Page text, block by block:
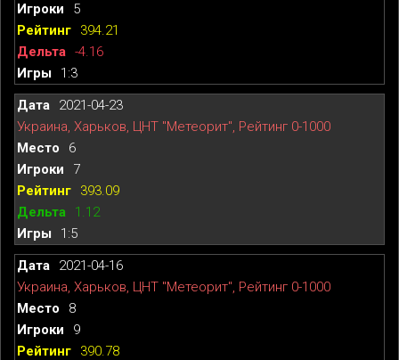
5
394.21
-4.16
1:3
2021-04-23
Украина, Харьков, ЦНТ "Метеорит", Рейтинг 0-1000
6
7
393.09
1.12
1:5
2021-04-16
Украина, Харьков, ЦНТ "Метеорит", Рейтинг 0-1000
8
9
390.78